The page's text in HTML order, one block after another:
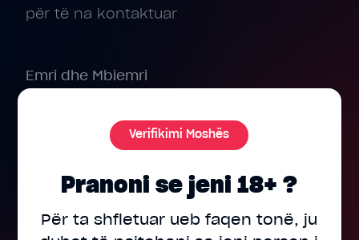
Verifikimi Moshës
Pranoni se jeni 18+ ?
Për ta shfletuar ueb faqen tonë, ju
për të na kontaktuar
Emri dhe Mbiemri
Email